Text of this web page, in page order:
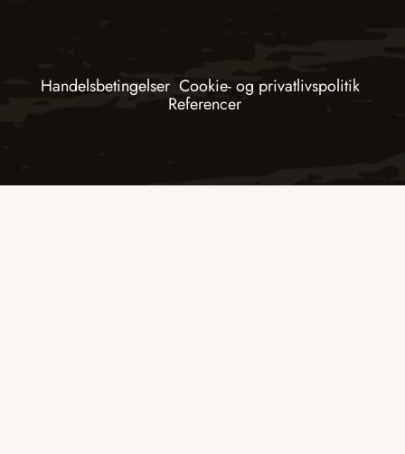
Handelsbetingelser Cookie- og privatlivspolitik
Referencer